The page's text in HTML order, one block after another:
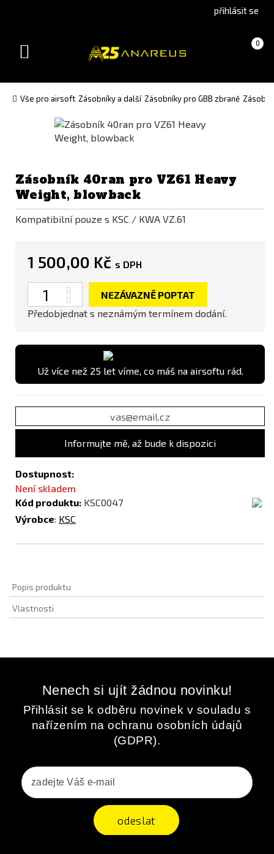
version(Slovak)
přihlásit se
Košík 0
(prázdný)
Toggle
Vše pro airsoft Zásobníky a další Zásobníky pro GBB zbraně
Zásobník 40ran pro VZ61 Heavy
Weight, blowback
Kompatibilní pouze s KSC / KWA VZ.61
1 500,00 Kč s DPH
Počet
NEZÁVAZNĚ POPTAT
Předobjednat s neznámým termínem dodání.
Už více než 25 let víme, co máš na airsoftu rád.
Informujte mě, až bude k dispozici
Dostupnost:
Není skladem
Kód produktu: KSC0047
Výrobce: KSC
Popis produktu
Vlastnosti
Nenech si ujít žádnou novinku!
Přihlásit se k odběru novinek v souladu s
nařízením na ochranu osobních údajů
(GDPR).
odeslat